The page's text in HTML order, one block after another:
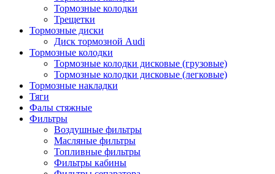
Тормозные колодки
Трещетки
Тормозные диски
Диск тормозной Audi
Тормозные колодки
Тормозные колодки дисковые (грузовые)
Тормозные колодки дисковые (легковые)
Тормозные накладки
Тяги
Фалы стяжные
Фильтры
Воздушные фильтры
Масляные фильтры
Топливные фильтры
Фильтры кабины